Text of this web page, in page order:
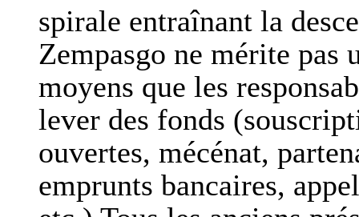
spirale entraînant la
Zempasgo ne mérite pas
moyens que les
lever des fonds
ouvertes, mécénat,
emprunts bancaires,